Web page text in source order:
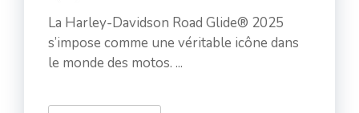
La Harley-Davidson Road Glide® 2025
s’impose comme une véritable icône dans
le monde des motos. ...